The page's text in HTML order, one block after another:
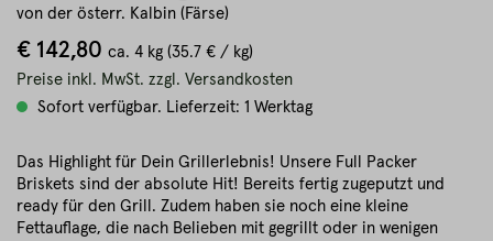
von der österr. Kalbin (Färse)
€ 142,80 ca. 4 kg (35.7 € / kg)
Preise inkl. MwSt. zzgl. Versandkosten
Sofort verfügbar. Lieferzeit: 1 Werktag
Das Highlight für Dein Grillerlebnis! Unsere Full Packer
Briskets sind der absolute Hit! Bereits fertig zugeputzt und
ready für den Grill. Zudem haben sie noch eine kleine
Fettauflage, die nach Belieben mit gegrillt oder in wenigen